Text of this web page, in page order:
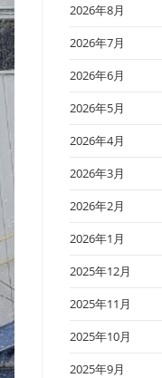
2026年8月
2026年7月
2026年6月
2026年5月
2026年4月
2026年3月
2026年2月
2026年1月
2025年12月
2025年11月
2025年10月
2025年9月